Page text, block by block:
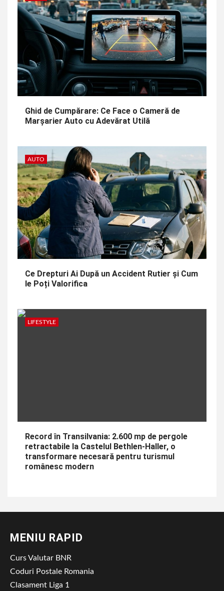
Ghid de Cumpărare: Ce Face o Cameră de
Marșarier Auto cu Adevărat Utilă
AUTO
Ce Drepturi Ai După un Accident Rutier și Cum
le Poți Valorifica
LIFESTYLE
Record în Transilvania: 2.600 mp de pergole
retractabile la Castelul Bethlen-Haller, o
transformare necesară pentru turismul
românesc modern
MENIU RAPID
Curs Valutar BNR
Coduri Postale Romania
Clasament Liga 1